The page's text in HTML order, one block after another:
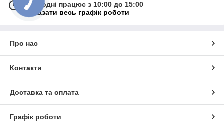
Сьогодні працює з 10:00 до 15:00
Показати весь графік роботи
Про нас
Контакти
Доставка та оплата
Графік роботи